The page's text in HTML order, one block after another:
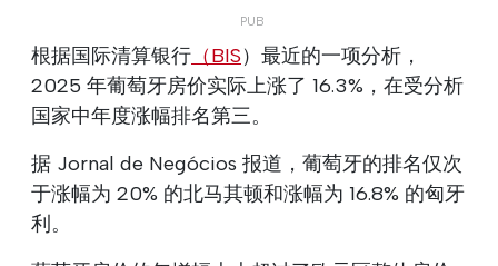
根据国际清算银行 （BIS）最近的一项分析，
2025 年葡萄牙房价实际上涨了 16.3%，在受分析
国家中年度涨幅排名第三。
据 Jornal de Negócios 报道，葡萄牙的排名仅次
于涨幅为 20% 的北马其顿和涨幅为 16.8% 的匈牙
利。